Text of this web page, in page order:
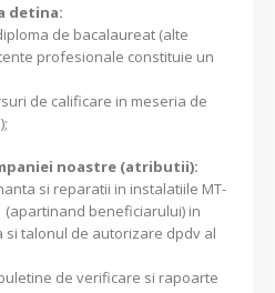
detina:
de bacalaureat (alte
profesionale constituie un
de calificare in meseria de
noastre (atributii):
si reparatii in instalatiile MT-
(apartinand beneficiarului) in
si talonul de autorizare dpdv al
de verificare si rapoarte